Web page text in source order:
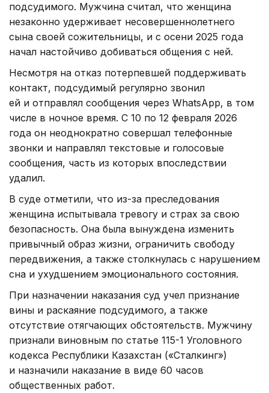
подсудимого. Мужчина считал, что женщина
незаконно удерживает несовершеннолетнего
сына своей сожительницы, и с осени 2025 года
начал настойчиво добиваться общения с ней.
Несмотря на отказ потерпевшей поддерживать
контакт, подсудимый регулярно звонил
ей и отправлял сообщения через WhatsApp, в том
числе в ночное время. С 10 по 12 февраля 2026
года он неоднократно совершал телефонные
звонки и направлял текстовые и голосовые
сообщения, часть из которых впоследствии
удалил.
В суде отметили, что из-за преследования
женщина испытывала тревогу и страх за свою
безопасность. Она была вынуждена изменить
привычный образ жизни, ограничить свободу
передвижения, а также столкнулась с нарушением
сна и ухудшением эмоционального состояния.
При назначении наказания суд учел признание
вины и раскаяние подсудимого, а также
отсутствие отягчающих обстоятельств. Мужчину
признали виновным по статье 115-1 Уголовного
кодекса Республики Казахстан («Сталкинг»)
и назначили наказание в виде 60 часов
общественных работ.